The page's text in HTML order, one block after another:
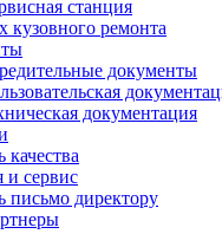
станция
кузовного ремонта
документы
документация
качества
и сервис
письмо директору